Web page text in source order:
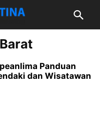
Panduan
dan Wisatawan